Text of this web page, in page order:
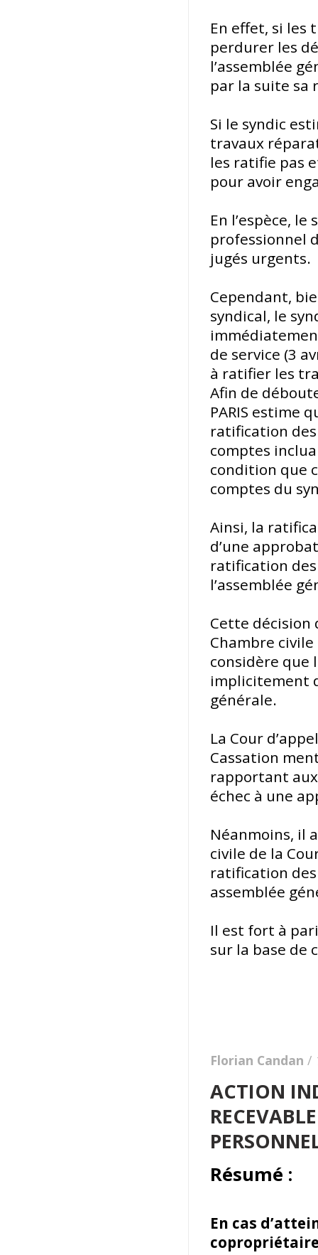
En effet, si les
perdurer les
l’assemblée
par la suite sa
Si le syndic
travaux
les ratifie pas
pour avoir
En l’espèce,
professionnel
jugés urgents.
Cependant,
syndical, le
de service (3
à ratifier les
Afin de
PARIS estime
ratification
comptes
condition que
comptes du
Ainsi, la
d’une
ratification
l’assemblée
Cette décision
Chambre
considère
implicitement
générale.
La Cour
Cassation
rapportant
échec à une
Néanmoins, il
civile de la
ratification des
assemblée
Il est fort à
sur la base de
Florian Candan /
ACTION
Résumé :
En cas